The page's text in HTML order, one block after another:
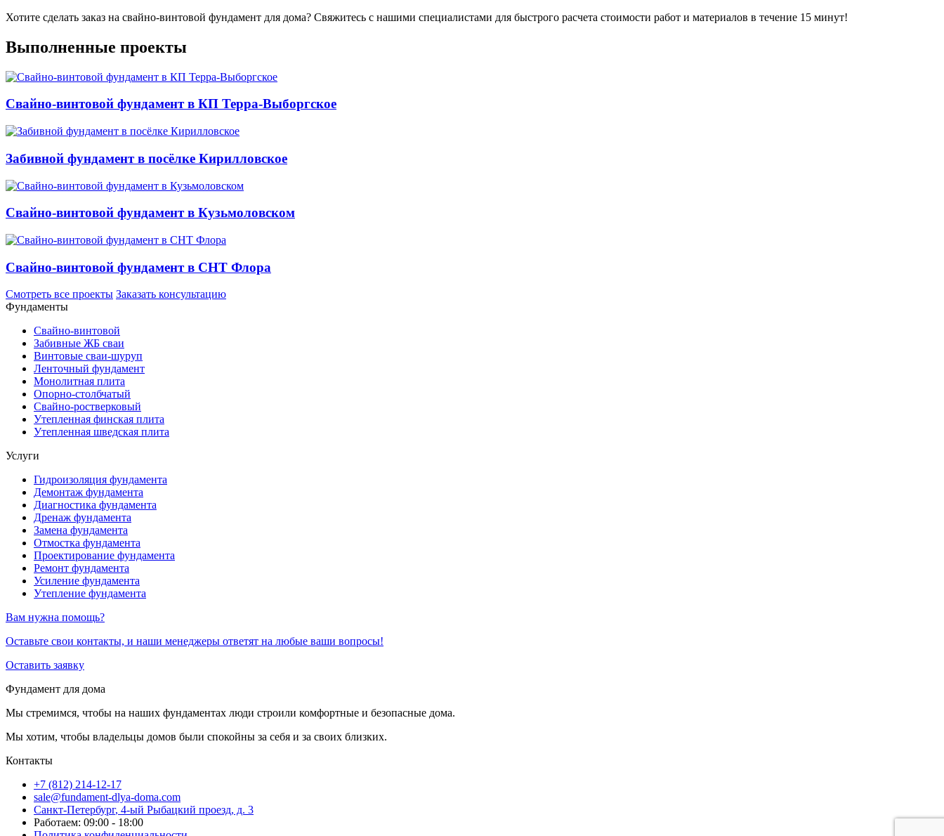
Хотите сделать заказ на свайно-винтовой фундамент для дома? Свяжитесь с нашими специалистами для быстрого расчета стоимости работ и материалов в течение 15 минут!
Выполненные проекты
Свайно-винтовой фундамент в КП Терра-Выборгское
Забивной фундамент в посёлке Кирилловское
Свайно-винтовой фундамент в Кузьмоловском
Свайно-винтовой фундамент в СНТ Флора
Смотреть все проекты Заказать консультацию
Фундаменты
Свайно-винтовой
Забивные ЖБ сваи
Винтовые сваи-шуруп
Ленточный фундамент
Монолитная плита
Опорно-столбчатый
Свайно-ростверковый
Утепленная финская плита
Утепленная шведская плита
Услуги
Гидроизоляция фундамента
Демонтаж фундамента
Диагностика фундамента
Дренаж фундамента
Замена фундамента
Отмостка фундамента
Проектирование фундамента
Ремонт фундамента
Усиление фундамента
Утепление фундамента
Вам нужна помощь?
Оставьте свои контакты, и наши менеджеры ответят на любые ваши вопросы!
Оставить заявку
Фундамент для дома
Мы стремимся, чтобы на наших фундаментах люди строили комфортные и безопасные дома.
Мы хотим, чтобы владельцы домов были спокойны за себя и за своих близких.
Контакты
+7 (812) 214-12-17
sale@fundament-dlya-doma.com
Санкт-Петербург, 4-ый Рыбацкий проезд, д. 3
Работаем: 09:00 - 18:00